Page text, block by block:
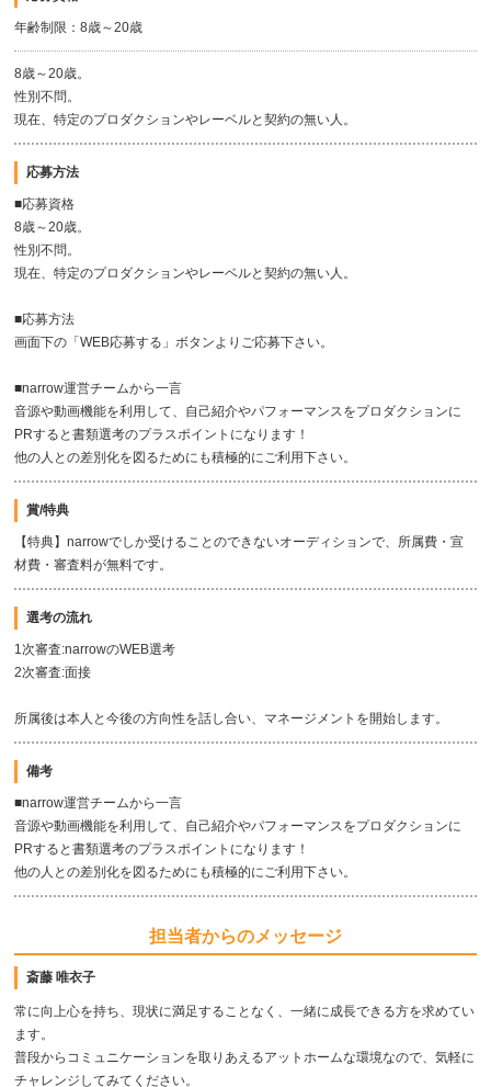
年齢制限：8歳～20歳
8歳～20歳。
性別不問。
現在、特定のプロダクションやレーベルと契約の無い人。
応募方法
■応募資格
8歳～20歳。
性別不問。
現在、特定のプロダクションやレーベルと契約の無い人。
■応募方法
画面下の「WEB応募する」ボタンよりご応募下さい。
■narrow運営チームから一言
音源や動画機能を利用して、自己紹介やパフォーマンスをプロダクションに
PRすると書類選考のプラスポイントになります！
他の人との差別化を図るためにも積極的にご利用下さい。
賞/特典
【特典】narrowでしか受けることのできないオーディションで、所属費・宣
材費・審査料が無料です。
選考の流れ
1次審査:narrowのWEB選考
2次審査:面接
所属後は本人と今後の方向性を話し合い、マネージメントを開始します。
備考
■narrow運営チームから一言
音源や動画機能を利用して、自己紹介やパフォーマンスをプロダクションに
PRすると書類選考のプラスポイントになります！
他の人との差別化を図るためにも積極的にご利用下さい。
担当者からのメッセージ
斎藤 唯衣子
常に向上心を持ち、現状に満足することなく、一緒に成長できる方を求めてい
ます。
普段からコミュニケーションを取りあえるアットホームな環境なので、気軽に
チャレンジしてみてください。